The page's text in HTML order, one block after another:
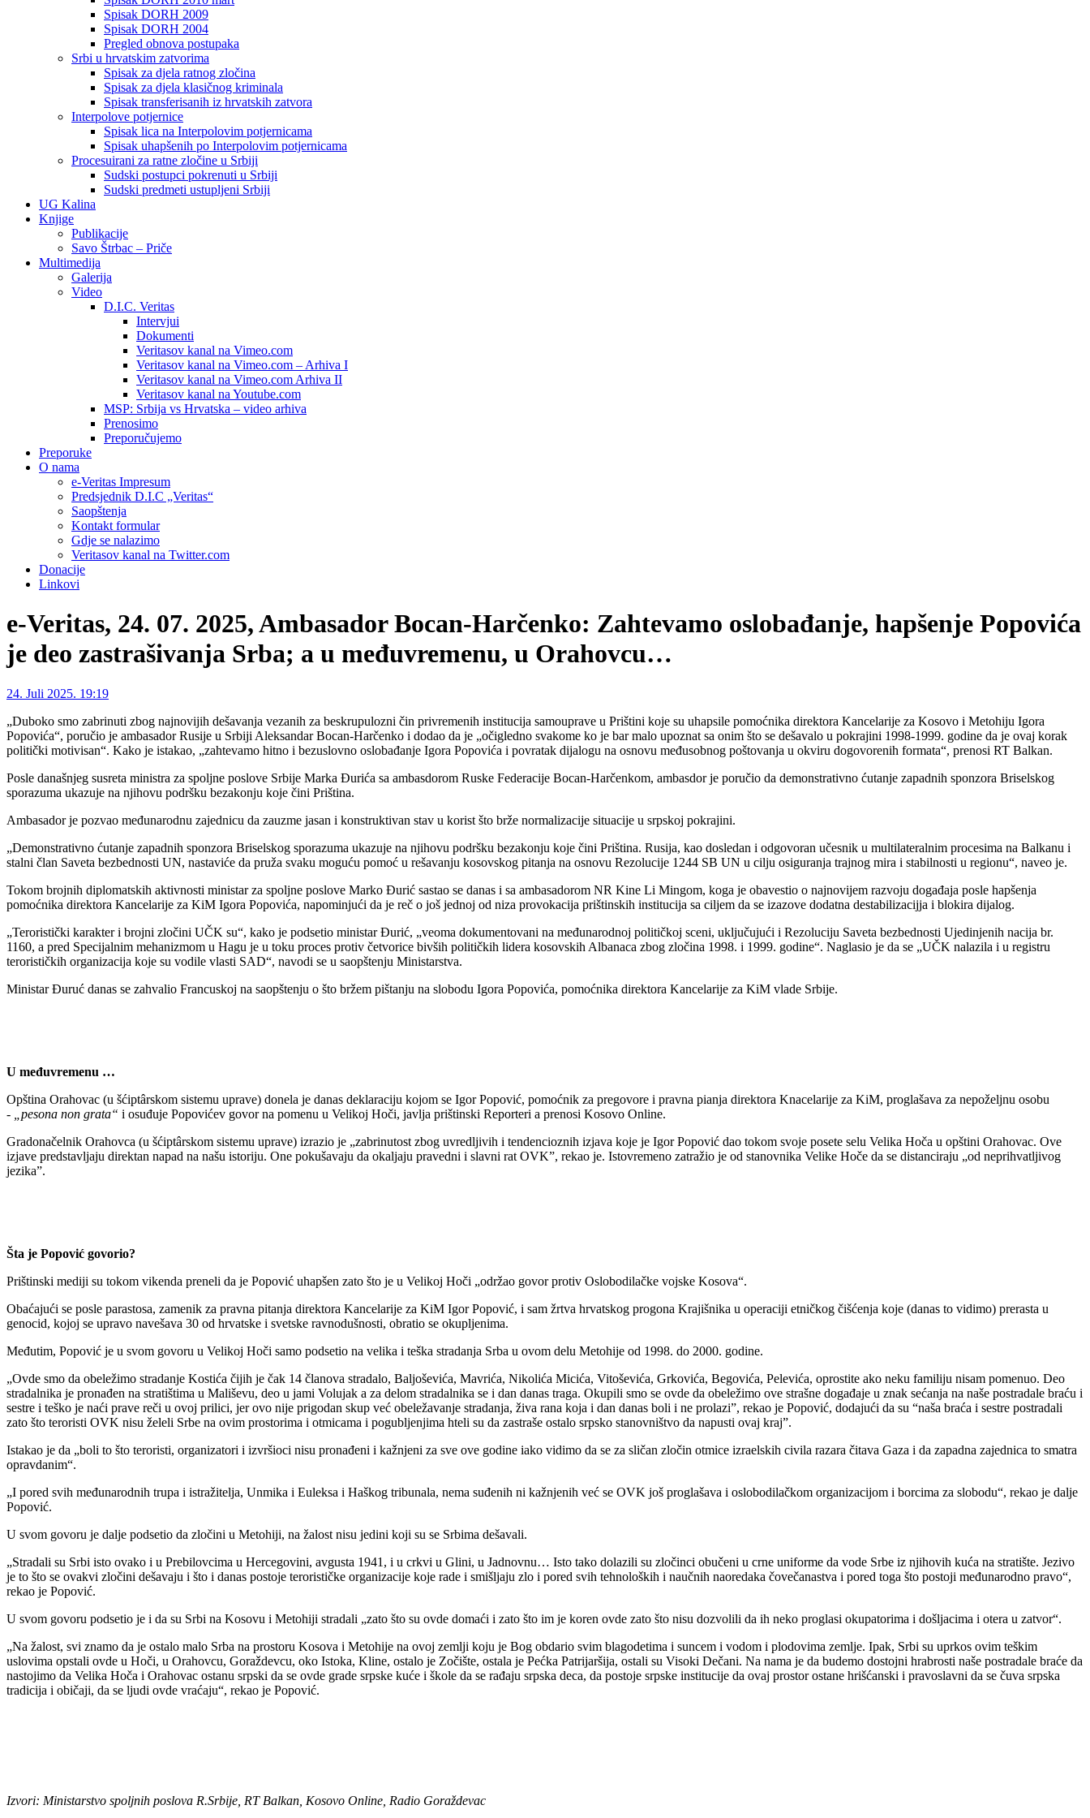
Spisak DORH 2009
Spisak DORH 2004
Pregled obnova postupaka
Srbi u hrvatskim zatvorima
Spisak za djela ratnog zločina
Spisak za djela klasičnog kriminala
Spisak transferisanih iz hrvatskih zatvora
Interpolove potjernice
Spisak lica na Interpolovim potjernicama
Spisak uhapšenih po Interpolovim potjernicama
Procesuirani za ratne zločine u Srbiji
Sudski postupci pokrenuti u Srbiji
Sudski predmeti ustupljeni Srbiji
UG Kalina
Knjige
Publikacije
Savo Štrbac – Priče
Multimedija
Galerija
Video
D.I.C. Veritas
Intervjui
Dokumenti
Veritasov kanal na Vimeo.com
Veritasov kanal na Vimeo.com – Arhiva I
Veritasov kanal na Vimeo.com Arhiva II
Veritasov kanal na Youtube.com
MSP: Srbija vs Hrvatska – video arhiva
Prenosimo
Preporučujemo
Preporuke
O nama
e-Veritas Impresum
Predsjednik D.I.C „Veritas“
Saopštenja
Kontakt formular
Gdje se nalazimo
Veritasov kanal na Twitter.com
Donacije
Linkovi
e-Veritas, 24. 07. 2025, Ambasador Bocan-Harčenko: Zahtevamo oslobađanje, hapšenje Popovića
je deo zastrašivanja Srba; a u međuvremenu, u Orahovcu…
24. Juli 2025. 19:19
„Duboko smo zabrinuti zbog najnovijih dešavanja vezanih za beskrupulozni čin privremenih institucija samouprave u Prištini koje su uhapsile pomoćnika direktora Kancelarije za Kosovo i Metohiju Igora
Popovića“, poručio je ambasador Rusije u Srbiji Aleksandar Bocan-Harčenko i dodao da je „očigledno svakome ko je bar malo upoznat sa onim što se dešavalo u pokrajini 1998-1999. godine da je ovaj korak
politički motivisan“. Kako je istakao, „zahtevamo hitno i bezuslovno oslobađanje Igora Popovića i povratak dijalogu na osnovu međusobnog poštovanja u okviru dogovorenih formata“, prenosi RT Balkan.
Posle današnjeg susreta ministra za spoljne poslove Srbije Marka Đurića sa ambasdorom Ruske Federacije Bocan-Harčenkom, ambasdor je poručio da demonstrativno ćutanje zapadnih sponzora Briselskog
sporazuma ukazuje na njihovu podršku bezakonju koje čini Priština.
Ambasador je pozvao međunarodnu zajednicu da zauzme jasan i konstruktivan stav u korist što brže normalizacije situacije u srpskoj pokrajini.
„Demonstrativno ćutanje zapadnih sponzora Briselskog sporazuma ukazuje na njihovu podršku bezakonju koje čini Priština. Rusija, kao dosledan i odgovoran učesnik u multilateralnim procesima na Balkanu i
stalni član Saveta bezbednosti UN, nastaviće da pruža svaku moguću pomoć u rešavanju kosovskog pitanja na osnovu Rezolucije 1244 SB UN u cilju osiguranja trajnog mira i stabilnosti u regionu“, naveo je.
Tokom brojnih diplomatskih aktivnosti ministar za spoljne poslove Marko Đurić sastao se danas i sa ambasadorom NR Kine Li Mingom, koga je obavestio o najnovijem razvoju događaja posle hapšenja
pomoćnika direktora Kancelarije za KiM Igora Popovića, napominjući da je reč o još jednoj od niza provokacija prištinskih institucija sa ciljem da se izazove dodatna destabilizacijja i blokira dijalog.
„Teroristički karakter i brojni zločini UČK su“, kako je podsetio ministar Đurić, „veoma dokumentovani na međunarodnoj političkoj sceni, uključujući i Rezoluciju Saveta bezbednosti Ujedinjenih nacija br.
1160, a pred Specijalnim mehanizmom u Hagu je u toku proces protiv četvorice bivših političkih lidera kosovskih Albanaca zbog zločina 1998. i 1999. godine“. Naglasio je da se „UČK nalazila i u registru
terorističkih organizacija koje su vodile vlasti SAD“, navodi se u saopštenju Ministarstva.
Ministar Đuruć danas se zahvalio Francuskoj na saopštenju o što bržem pištanju na slobodu Igora Popovića, pomoćnika direktora Kancelarije za KiM vlade Srbije.
U međuvremenu …
Opština Orahovac (u šćiptârskom sistemu uprave) donela je danas deklaraciju kojom se Igor Popović, pomoćnik za pregovore i pravna pianja direktora Knacelarije za KiM, proglašava za nepoželjnu osobu
-
„pesona non grata“ i osuđuje Popovićev govor na pomenu u Velikoj Hoči, javlja prištinski Reporteri a prenosi Kosovo Online.
Gradonačelnik Orahovca (u šćiptârskom sistemu uprave) izrazio je „zabrinutost zbog uvredljivih i tendencioznih izjava koje je Igor Popović dao tokom svoje posete selu Velika Hoča u opštini Orahovac. Ove
izjave predstavljaju direktan napad na našu istoriju. One pokušavaju da okaljaju pravedni i slavni rat OVK”, rekao je. Istovremeno zatražio je od stanovnika Velike Hoče da se distanciraju „od neprihvatljivog
jezika”.
Šta je Popović govorio?
Prištinski mediji su tokom vikenda preneli da je Popović uhapšen zato što je u Velikoj Hoči „održao govor protiv Oslobodilačke vojske Kosova“.
Obaćajući se posle parastosa, zamenik za pravna pitanja direktora Kancelarije za KiM Igor Popović, i sam žrtva hrvatskog progona Krajišnika u operaciji etničkog čišćenja koje (danas to vidimo) prerasta u
genocid, kojoj se upravo navešava 30 od hrvatske i svetske ravnodušnosti, obratio se okupljenima.
Međutim, Popović je u svom govoru u Velikoj Hoči samo podsetio na velika i teška stradanja Srba u ovom delu Metohije od 1998. do 2000. godine.
„Ovde smo da obeležimo stradanje Kostića čijih je čak 14 članova stradalo, Baljoševića, Mavrića, Nikolića Micića, Vitoševića, Grkovića, Begovića, Pelevića, oprostite ako neku familiju nisam pomenuo. Deo
stradalnika je pronađen na stratištima u Mališevu, deo u jami Volujak a za delom stradalnika se i dan danas traga. Okupili smo se ovde da obeležimo ove strašne događaje u znak sećanja na naše postradale braću i
sestre i teško je naći prave reči u ovoj prilici, jer ovo nije prigodan skup već obeležavanje stradanja, živa rana koja i dan danas boli i ne prolazi”, rekao je Popović, dodajući da su “naša braća i sestre postradali
zato što teroristi OVK nisu želeli Srbe na ovim prostorima i otmicama i pogubljenjima hteli su da zastraše ostalo srpsko stanovništvo da napusti ovaj kraj”.
Istakao je da „boli to što teroristi, organizatori i izvršioci nisu pronađeni i kažnjeni za sve ove godine iako vidimo da se za sličan zločin otmice izraelskih civila razara čitava Gaza i da zapadna zajednica to smatra
opravdanim“.
„I pored svih međunarodnih trupa i istražitelja, Unmika i Euleksa i Haškog tribunala, nema suđenih ni kažnjenih već se OVK još proglašava i oslobodilačkom organizacijom i borcima za slobodu“, rekao je dalje
Popović.
U svom govoru je dalje podsetio da zločini u Metohiji, na žalost nisu jedini koji su se Srbima dešavali.
„Stradali su Srbi isto ovako i u Prebilovcima u Hercegovini, avgusta 1941, i u crkvi u Glini, u Jadnovnu… Isto tako dolazili su zločinci obučeni u crne uniforme da vode Srbe iz njihovih kuća na stratište. Jezivo
je to što se ovakvi zločini dešavaju i što i danas postoje terorističke organizacije koje rade i smišljaju zlo i pored svih tehnoloških i naučnih naoredaka čovečanastva i pored toga što postoji međunarodno pravo“,
rekao je Popović.
U svom govoru podsetio je i da su Srbi na Kosovu i Metohiji stradali „zato što su ovde domaći i zato što im je koren ovde zato što nisu dozvolili da ih neko proglasi okupatorima i došljacima i otera u zatvor“.
„Na žalost, svi znamo da je ostalo malo Srba na prostoru Kosova i Metohije na ovoj zemlji koju je Bog obdario svim blagodetima i suncem i vodom i plodovima zemlje. Ipak, Srbi su uprkos ovim teškim
uslovima opstali ovde u Hoči, u Orahovcu, Goraždevcu, oko Istoka, Kline, ostalo je Zočište, ostala je Pećka Patrijaršija, ostali su Visoki Dečani. Na nama je da budemo dostojni hrabrosti naše postradale braće da
nastojimo da Velika Hoča i Orahovac ostanu srpski da se ovde grade srpske kuće i škole da se rađaju srpska deca, da postoje srpske institucije da ovaj prostor ostane hrišćanski i pravoslavni da se čuva srpska
tradicija i običaji, da se ljudi ovde vraćaju“, rekao je Popović.
Izvori: Ministarstvo spoljnih poslova R.Srbije, RT Balkan, Kosovo Online, Radio Goraždevac